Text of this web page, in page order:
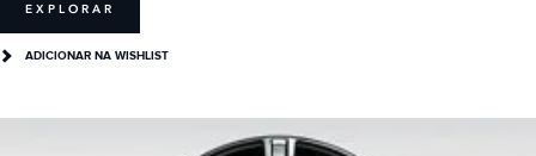
EXPLORAR
ADICIONAR NA WISHLIST